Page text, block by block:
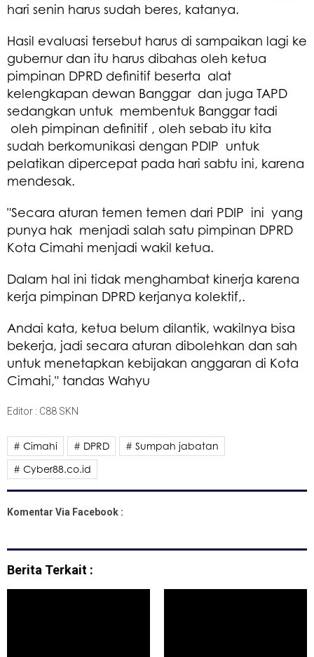
hari senin harus sudah beres, katanya.
Hasil evaluasi tersebut harus di sampaikan lagi ke
gubernur dan itu harus dibahas oleh ketua
pimpinan DPRD definitif beserta alat
kelengkapan dewan Banggar dan juga TAPD
sedangkan untuk membentuk Banggar tadi
oleh pimpinan definitif , oleh sebab itu kita
sudah berkomunikasi dengan PDIP untuk
pelatikan dipercepat pada hari sabtu ini, karena
mendesak.
"Secara aturan temen temen dari PDIP ini yang
punya hak menjadi salah satu pimpinan DPRD
Kota Cimahi menjadi wakil ketua.
Dalam hal ini tidak menghambat kinerja karena
kerja pimpinan DPRD kerjanya kolektif,.
Andai kata, ketua belum dilantik, wakilnya bisa
bekerja, jadi secara aturan dibolehkan dan sah
untuk menetapkan kebijakan anggaran di Kota
Cimahi," tandas Wahyu
Editor : C88 SKN
# Cimahi # DPRD
# Sumpah jabatan
# Cyber88.co.id
Komentar Via Facebook :
Berita Terkait :